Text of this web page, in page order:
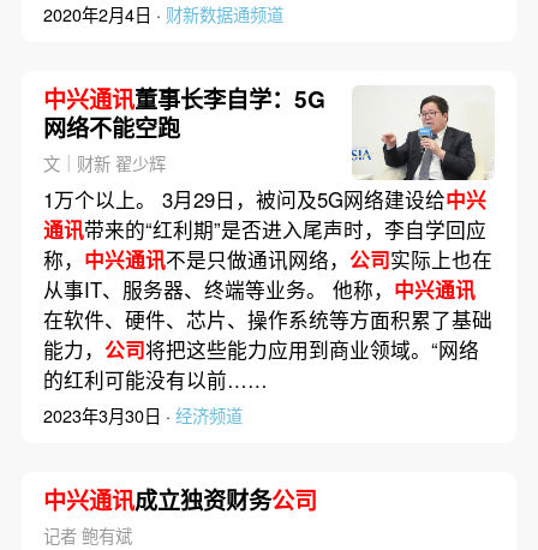
2020年2月4日 · 财新数据通频道
中兴通讯董事长李自学：5G
网络不能空跑
文｜财新 翟少辉
1万个以上。 3月29日，被问及5G网络建设给中兴
通讯带来的“红利期”是否进入尾声时，李自学回应
称， 中兴通讯不是只做通讯网络， 公司实际上也在
从事IT、服务器、终端等业务。 他称， 中兴通讯
在软件、硬件、芯片、操作系统等方面积累了基础
能力， 公司将把这些能力应用到商业领域。“网络
的红利可能没有以前……
2023年3月30日 · 经济频道
中兴通讯成立独资财务公司
记者 鲍有斌